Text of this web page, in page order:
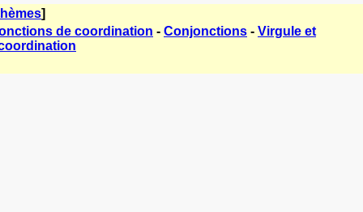
]
de coordination - Conjonctions - Virgule et